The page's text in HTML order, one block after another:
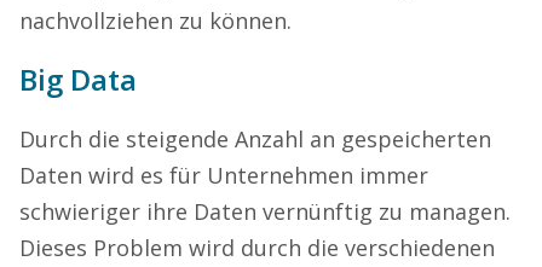
nachvollziehen zu können.
Big Data
Durch die steigende Anzahl an gespeicherten
Daten wird es für Unternehmen immer
schwieriger ihre Daten vernünftig zu managen.
Dieses Problem wird durch die verschiedenen